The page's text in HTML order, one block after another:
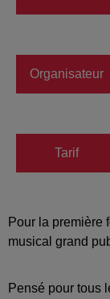
Organisateur
Tarif
Pour la première
musical grand
Pensé pour tous